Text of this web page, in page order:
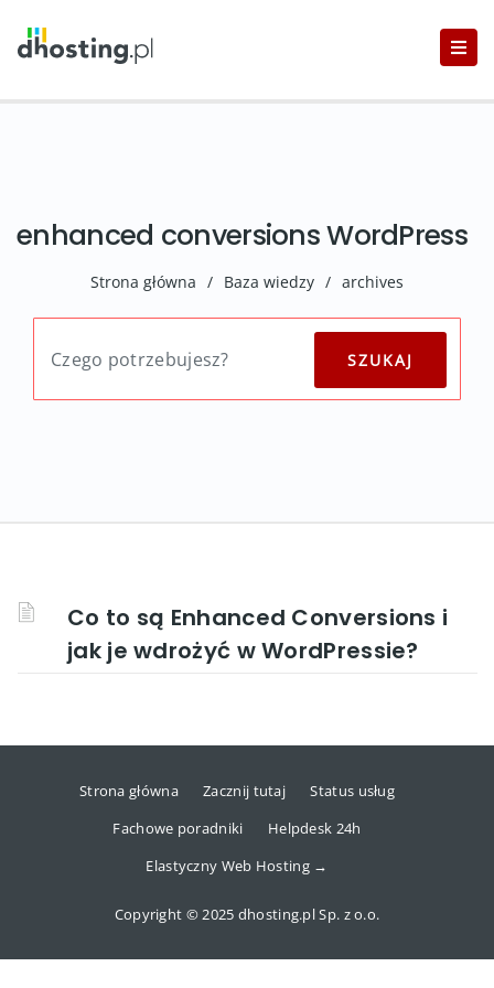
enhanced conversions WordPress
Strona główna / Baza wiedzy / archives
Co to są Enhanced Conversions i
jak je wdrożyć w WordPressie?
Strona główna Zacznij tutaj
Status usług
Fachowe poradniki
Helpdesk 24h
Elastyczny Web Hosting →
Copyright © 2025 dhosting.pl Sp. z o.o.